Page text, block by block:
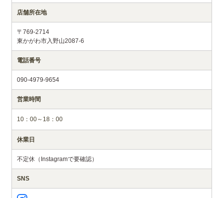
店舗所在地
〒769-2714
東かがわ市入野山2087-6
電話番号
090-4979-9654
営業時間
10：00～18：00
休業日
不定休（Instagramで要確認）
SNS